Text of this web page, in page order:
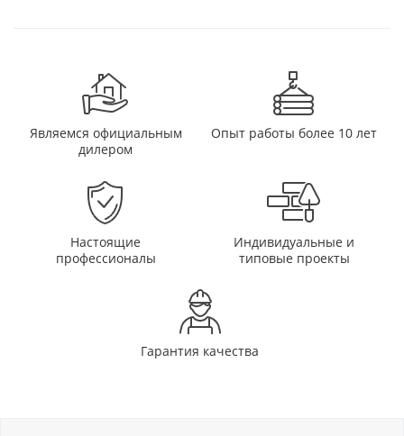
Являемся официальным
дилером
Опыт работы более 10 лет
Настоящие
профессионалы
Индивидуальные и
типовые проекты
Гарантия качества